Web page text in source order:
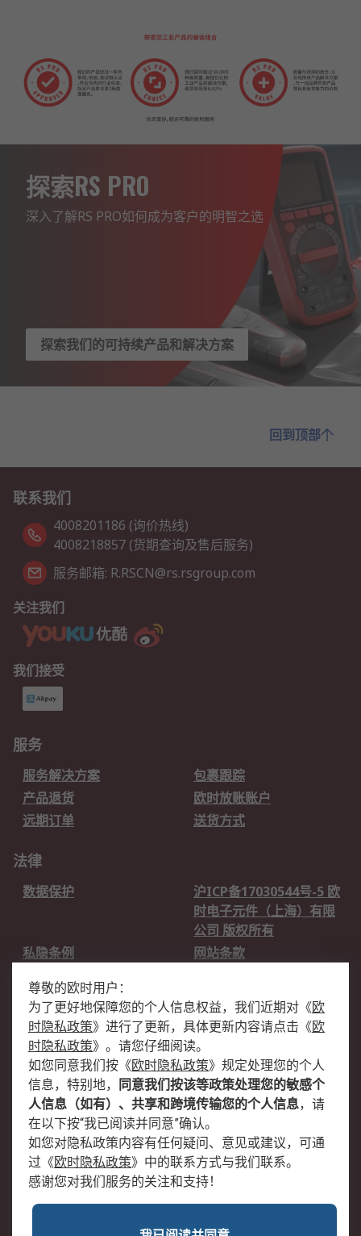
探索RS PRO
深入了解RS PRO如何成为客户的明智之选
探索我们的可持续产品和解决方案
回到顶部
联系我们
4008201186 (询价热线)
4008218857 (货期查询及售后服务)
服务邮箱: R.RSCN@rs.rsgroup.com
关注我们
我们接受
服务
服务解决方案
包裹跟踪
产品退货
欧时放账账户
远期订单
送货方式
法律
数据保护
沪ICP备17030544号-5 欧
时电子元件（上海）有限
公司 版权所有
私隐条例
网站条款
关于欧时
欧时销售条款
账户和付款
企业集团
全球办事处
关于我们
新闻中心
加入我们
尊敬的欧时用户：
为了更好地保障您的个人信息权益，我们近期对 《欧
时隐私政策》 进行了更新，具体更新内容请点击 《欧
时隐私政策》 。请您仔细阅读。
如您同意我们按 《欧时隐私政策》 规定处理您的个人
信息，特别地，
同意我们按该等政策处理您的敏感个
人信息（如有）、共享和跨境传输您的个人信息，请
在以下按“我已阅读并同意”确认。
如您对隐私政策内容有任何疑问、意见或建议，可通
过 《欧时隐私政策》 中的联系方式与我们联系。
感谢您对我们服务的关注和支持！